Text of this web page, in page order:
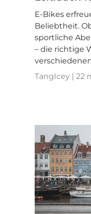
E-Bikes
Beliebtheit.
sportliche
– die richtige
TangIcey | 22